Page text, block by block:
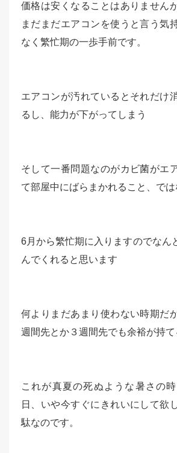
価格は安くなることはありません
まだまだエアコンを使うと言う気
なく繁忙期の一歩手前です。
エアコンが汚れているとそれだけ
るし、能力が下がってしまう
そして一番問題なのがカビ菌がエ
て部屋中にばらまかれること、で
6月から繁忙期に入りますのでなん
んでくれると思います
何よりまだあまり使わない時期だ
週間先とか３週間先でも余裕が持て
これが真夏の死ぬような暑さの
日、いや今すぐにきれいにして欲
駄なのです。